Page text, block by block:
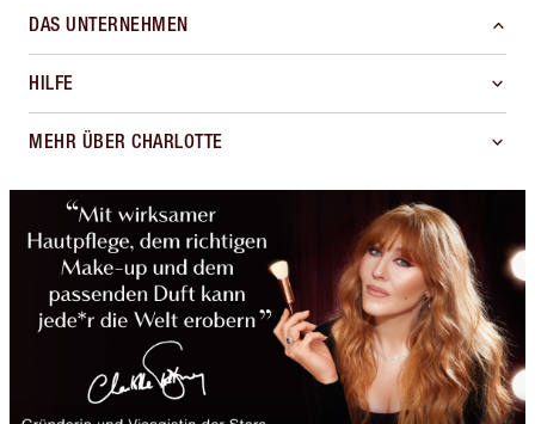
DAS UNTERNEHMEN
HILFE
MEHR ÜBER CHARLOTTE